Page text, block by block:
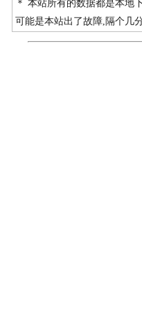
＊ 本站所有的数据都是本地
可能是本站出了故障,隔个几